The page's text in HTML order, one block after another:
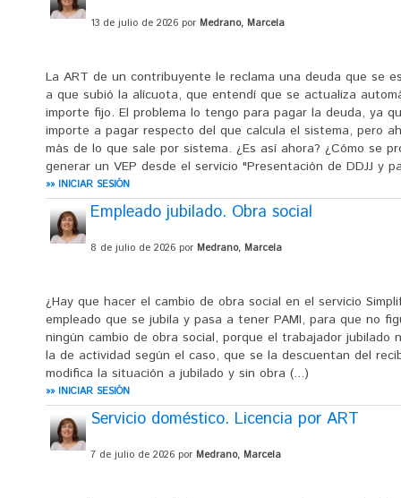
13 de julio de 2026 por Medrano, Marcela
La ART de un contribuyente le reclama una deuda que se
a que subió la alícuota, que entendí que se actualiza
importe fijo. El problema lo tengo para pagar la deuda, ya
importe a pagar respecto del que calcula el sistema, pero
más de lo que sale por sistema. ¿Es así ahora? ¿Cómo se
generar un VEP desde el servicio "Presentación de DDJJ y
»» INICIAR SESIÓN
Empleado jubilado. Obra social
8 de julio de 2026 por Medrano, Marcela
¿Hay que hacer el cambio de obra social en el servicio
empleado que se jubila y pasa a tener PAMI, para que no
ningún cambio de obra social, porque el trabajador jubilado
la de actividad según el caso, que se la descuentan del
modifica la situación a jubilado y sin obra (...)
»» INICIAR SESIÓN
Servicio doméstico. Licencia por ART
7 de julio de 2026 por Medrano, Marcela